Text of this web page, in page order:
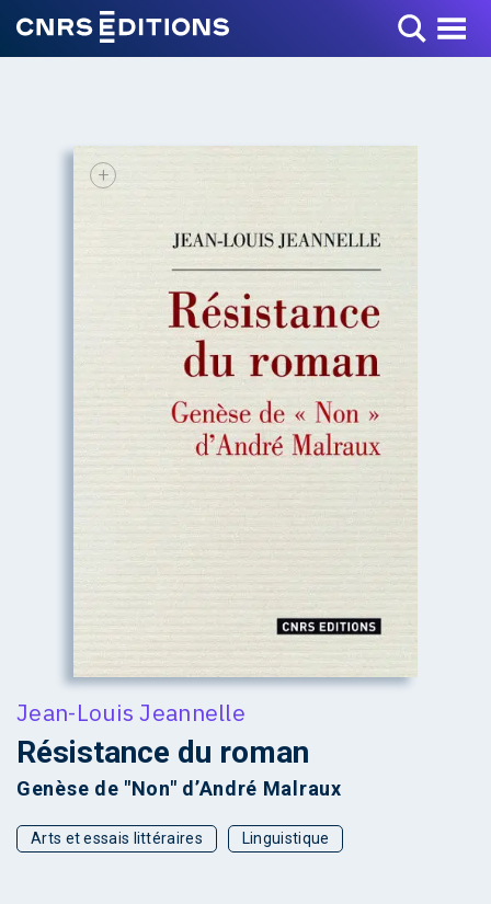
Toggle Menu
+
Jean-Louis Jeannelle
Résistance du roman
Genèse de "Non" d’André Malraux
Arts et essais littéraires Linguistique